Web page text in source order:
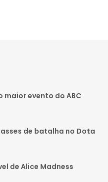
maior evento do ABC
de batalha no Dota
de Alice Madness